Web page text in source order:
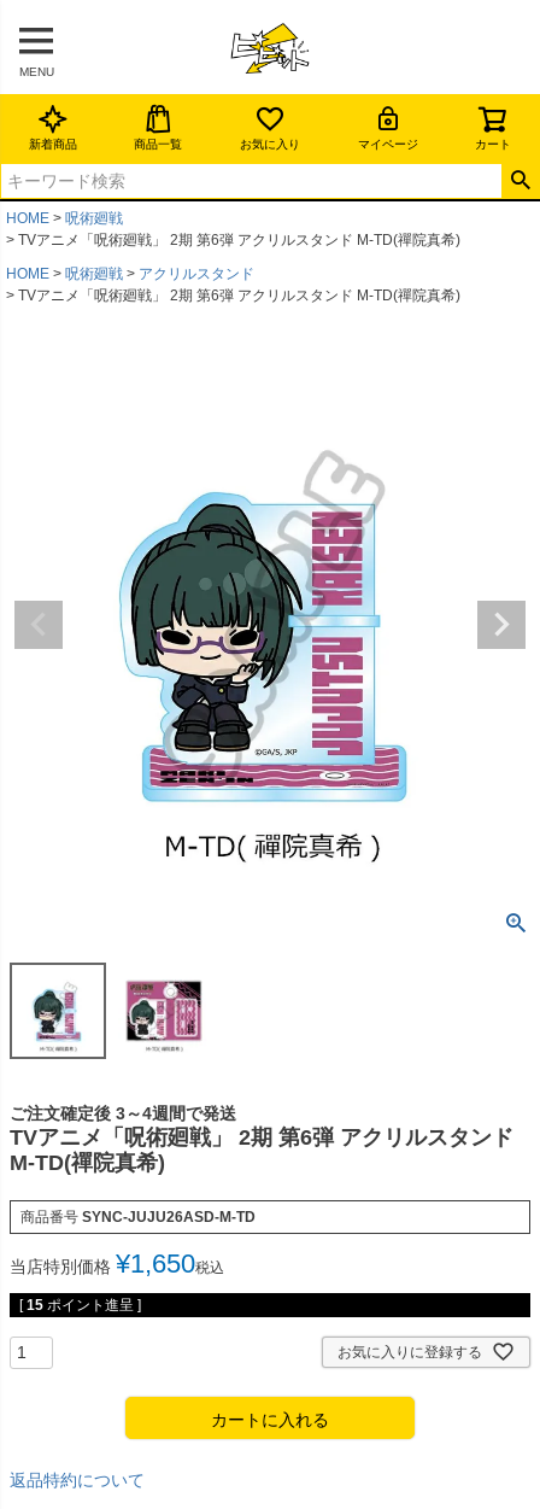
MENU
新着商品 商品一覧 お気に入り マイページ カート
HOME
呪術廻戦
TVアニメ「呪術廻戦」 2期 第6弾 アクリルスタンド M-TD(禪院真希)
HOME
呪術廻戦
アクリルスタンド
TVアニメ「呪術廻戦」 2期 第6弾 アクリルスタンド M-TD(禪院真希)
ご注文確定後 3～4週間で発送
TVアニメ「呪術廻戦」 2期 第6弾 アクリルスタンド
M-TD(禪院真希)
商品番号 SYNC-JUJU26ASD-M-TD
当店特別価格 ¥1,650税込
[ 15 ポイント進呈 ]
お気に入りに登録する
カートに入れる
返品特約について